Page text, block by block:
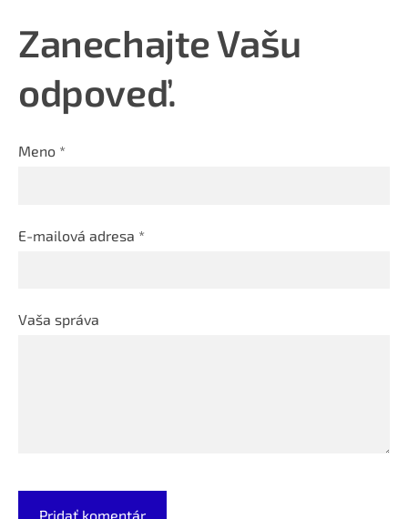
Zanechajte Vašu
odpoveď.
Meno *
E-mailová adresa *
Vaša správa